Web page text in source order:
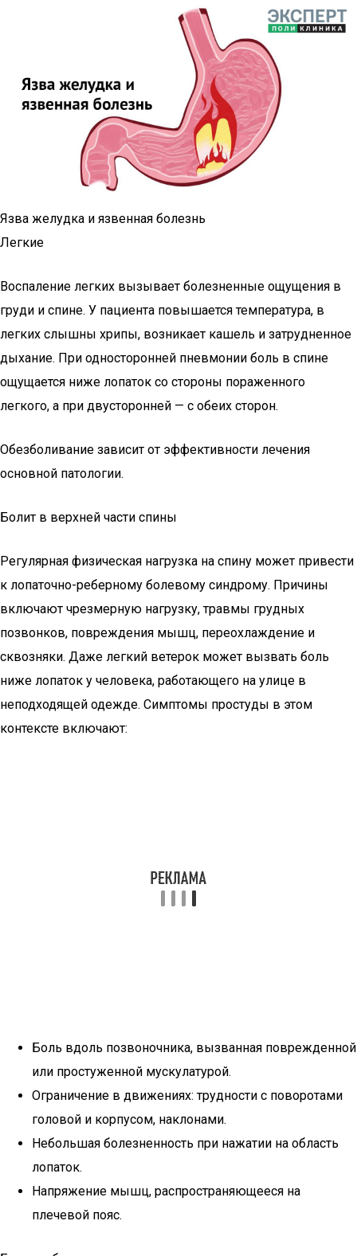
Язва желудка и язвенная болезнь
Легкие
Воспаление легких вызывает болезненные ощущения в
груди и спине. У пациента повышается температура, в
легких слышны хрипы, возникает кашель и затрудненное
дыхание. При односторонней пневмонии боль в спине
ощущается ниже лопаток со стороны пораженного
легкого, а при двусторонней — с обеих сторон.
Обезболивание зависит от эффективности лечения
основной патологии.
Болит в верхней части спины
Регулярная физическая нагрузка на спину может привести
к лопаточно-реберному болевому синдрому. Причины
включают чрезмерную нагрузку, травмы грудных
позвонков, повреждения мышц, переохлаждение и
сквозняки. Даже легкий ветерок может вызвать боль
ниже лопаток у человека, работающего на улице в
неподходящей одежде. Симптомы простуды в этом
контексте включают:
Боль вдоль позвоночника, вызванная поврежденной
или простуженной мускулатурой.
Ограничение в движениях: трудности с поворотами
головой и корпусом, наклонами.
Небольшая болезненность при нажатии на область
лопаток.
Напряжение мышц, распространяющееся на
плечевой пояс.